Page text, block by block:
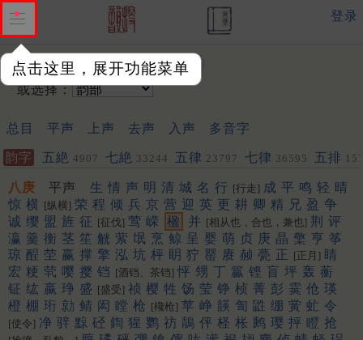
点击这里，展开功能菜单
登录
输入韵字：
或选择：
总目 平声 上声 去声 入声 多音字
韵字 五絶 4907 七絶 33244 五律 23797 七律 36595 五排
452
八庚 平声 生 情 声 明 清 城 名 行 [行走] 成 平 鸣 轻 晴
惊 横 [纵横] 荣 程 倾 兵 京 营 迎 英 更 耕 卿 精 兄 盈 争
诚 缨 盟 旌 征 [征伐] 莺 嵘 楹 并 [相从也，合也，兼也] 荆 评
瀛 羹 衡 茎 笙 觥 萦 氓 烹 鲸 呈 婴 萌 贞 庚 晶 檠 亨 筝
琼 酲 茔 赢 撑 擎 泓 坑 枰 眀 狞 罂 赓 赪 甍 正 [正月] 睛
宏 粳 茕 嘤 撄 铛 [酒铛、茶铛] 怦 甥 丁 籯 铿 盲 坪 轰 蘅
钲 纮 嬴 琤 盛 [盛受] 祯 樱 牲 饧 莹 铮 桢 菁 彭 霙 伧 瑛
橙 棚 珩 勍 鲭 闳 瞠 枪 [欃枪] 苹 峥 韺 訇 鼪 绷 黉 虻 令
[使令] 净 骍 黥 硁 鍧 猩 鹦 祊 鶄 伻 柽 枨 鹒 璎 抨 瞪 抢